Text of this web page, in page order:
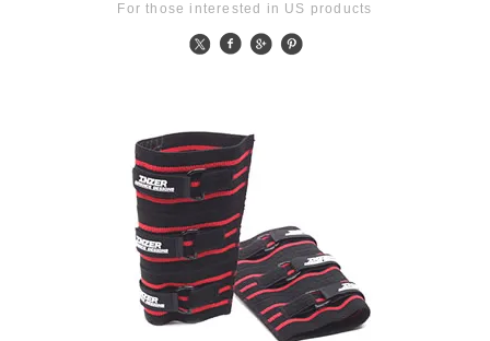
For those interested in US products